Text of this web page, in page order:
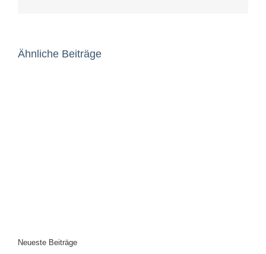
Ähnliche Beiträge
Neueste Beiträge